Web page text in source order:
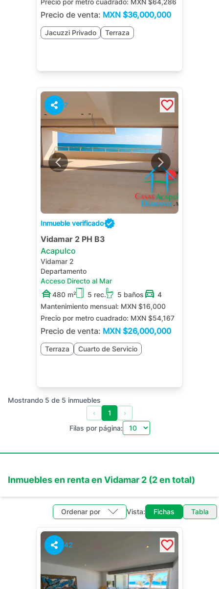
Precio por metro cuadrado: MXN $64,286
Precio de venta: MXN $36,000,000
Jacuzzi Privado Terraza
7
Inmueble verificado
Vidamar 2 PH B3
Acapulco
Vidamar 2
Departamento
Acceso Directo al Mar
480 m²
5 rec. 5 baños
4
Mantenimiento mensual: MXN $16,000
Precio por metro cuadrado: MXN $54,167
Precio de venta: MXN $26,000,000
Terraza Cuarto de Servicio
Mostrando 5 de 5 inmuebles
‹
1
›
Filas por página:
Inmuebles en rentaenVidamar 2 (2en total)
Ordenar por Vista: Fichas Tabla
42